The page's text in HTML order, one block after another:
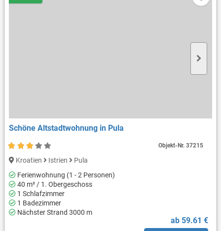
Schöne Altstadtwohnung in Pula
Kroatien Istrien
Pula
Ferienwohnung (1 - 2 Personen)
40 m² / 1. Obergeschoss
1 Schlafzimmer
1 Badezimmer
Nächster Strand 3000 m
ab 59.61 €
Objekt-Nr.37215